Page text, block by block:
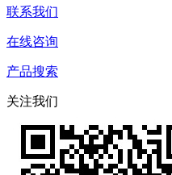
联系我们
在线咨询
产品搜索
关注我们